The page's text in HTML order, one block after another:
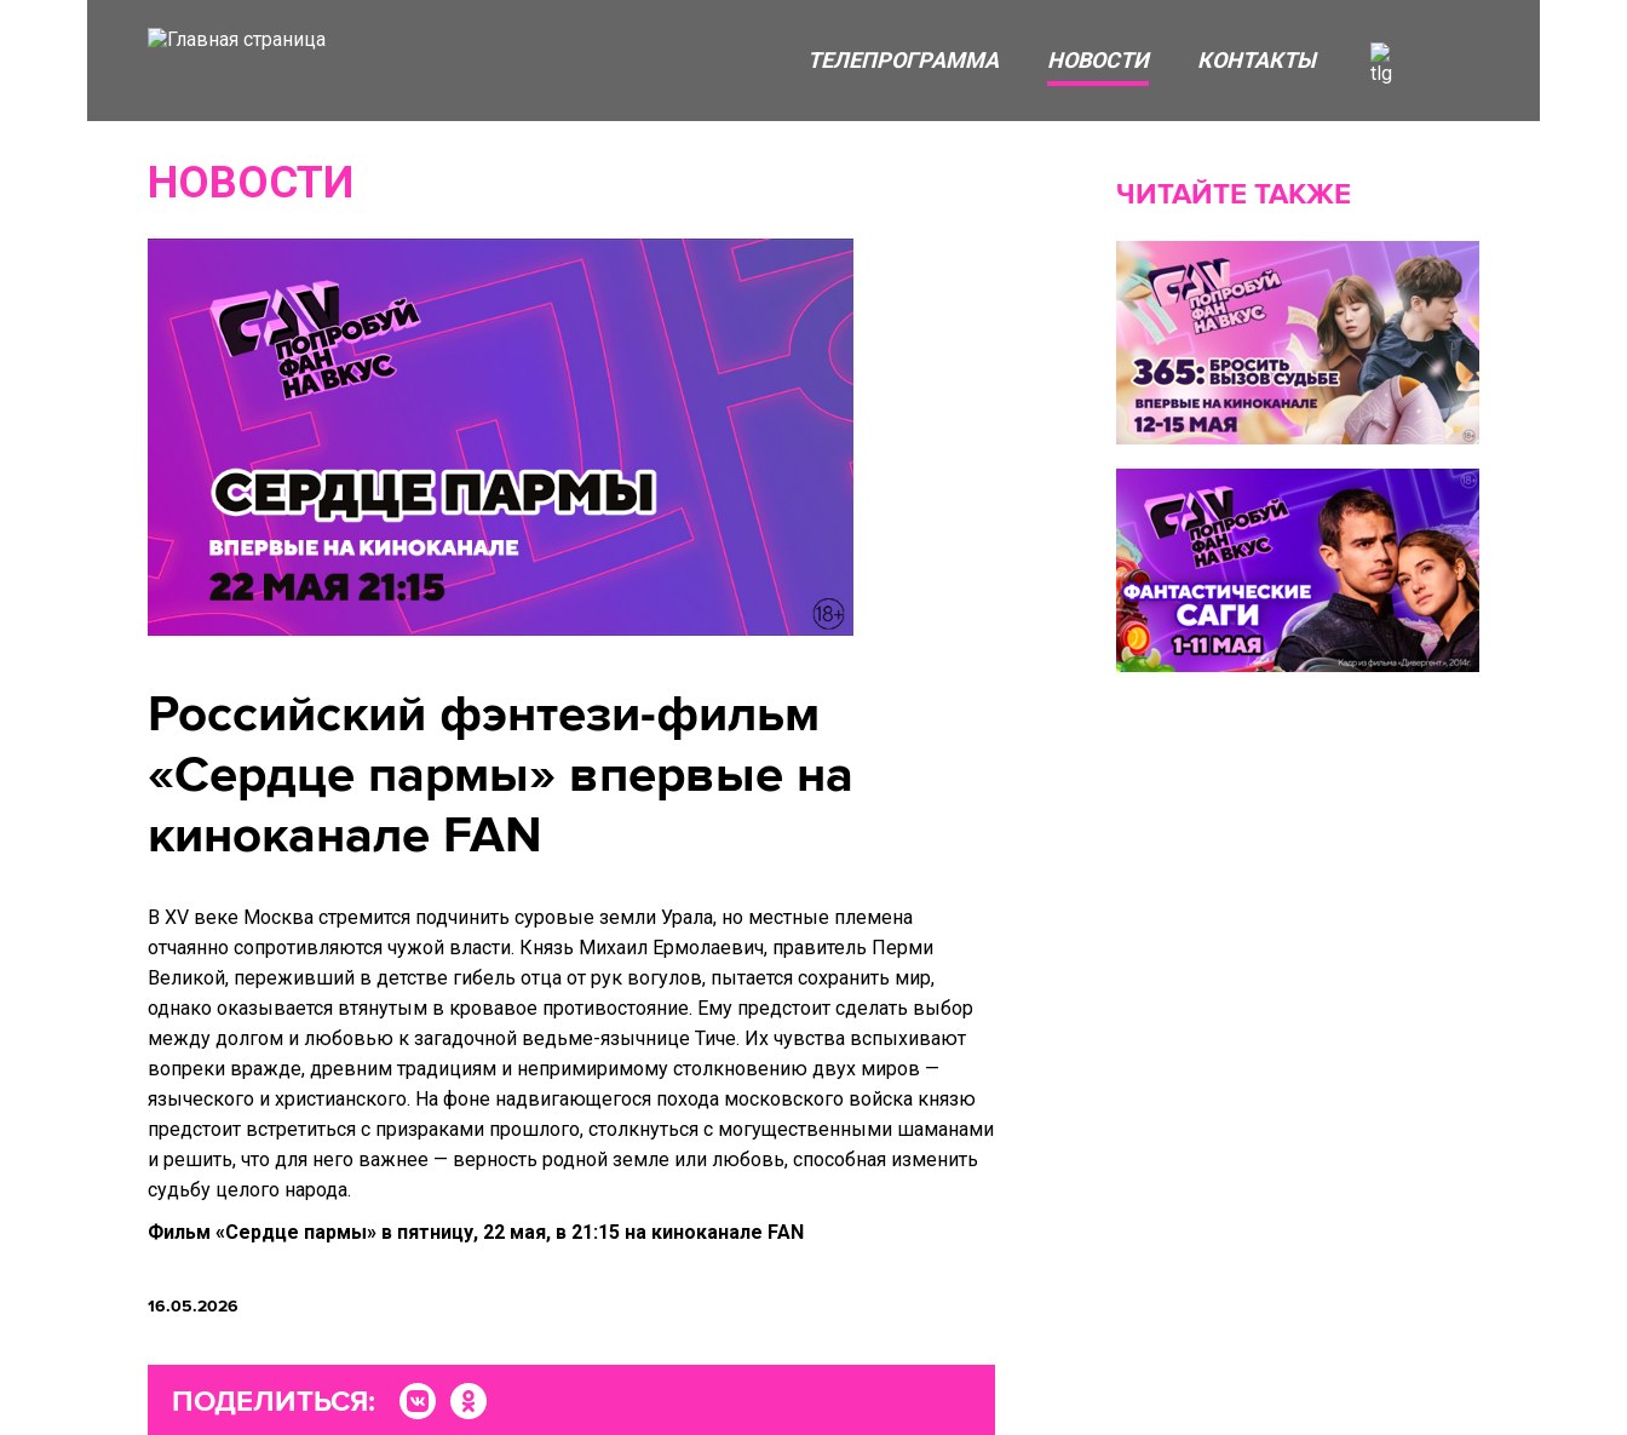
ТЕЛЕПРОГРАММА НОВОСТИ КОНТАКТЫ
НОВОСТИ
Российский фэнтези-фильм
«Сердце пармы» впервые на
киноканале FAN
В XV веке Москва стремится подчинить суровые земли Урала, но местные племена
отчаянно сопротивляются чужой власти. Князь Михаил Ермолаевич, правитель Перми
Великой, переживший в детстве гибель отца от рук вогулов, пытается сохранить мир,
однако оказывается втянутым в кровавое противостояние. Ему предстоит сделать выбор
между долгом и любовью к загадочной ведьме-язычнице Тиче. Их чувства вспыхивают
вопреки вражде, древним традициям и непримиримому столкновению двух миров —
языческого и христианского. На фоне надвигающегося похода московского войска князю
предстоит встретиться с призраками прошлого, столкнуться с могущественными шаманами
и решить, что для него важнее — верность родной земле или любовь, способная изменить
судьбу целого народа.
Фильм «Сердце пармы» в пятницу, 22 мая, в 21:15 на киноканале FAN
16.05.2026
ПОДЕЛИТЬСЯ:
ЧИТАЙТЕ ТАКЖЕ